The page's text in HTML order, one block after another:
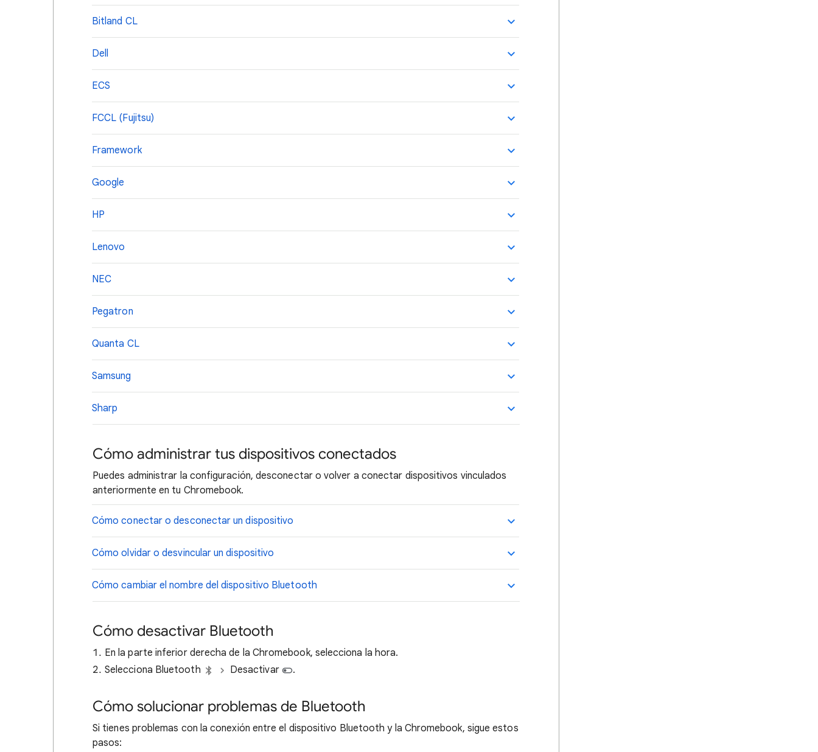
Bitland CL
Dell
ECS
FCCL (Fujitsu)
Framework
Google
HP
Lenovo
NEC
Pegatron
Quanta CL
Samsung
Sharp
Cómo administrar tus dispositivos conectados
Puedes administrar la configuración, desconectar o volver a conectar dispositivos vinculados
anteriormente en tu Chromebook.
Cómo conectar o desconectar un dispositivo
Cómo olvidar o desvincular un dispositivo
Cómo cambiar el nombre del dispositivo Bluetooth
Cómo desactivar Bluetooth
En la parte inferior derecha de la Chromebook, selecciona la hora.
Selecciona Bluetooth
Desactivar .
Cómo solucionar problemas de Bluetooth
Si tienes problemas con la conexión entre el dispositivo Bluetooth y la Chromebook, sigue estos
pasos: